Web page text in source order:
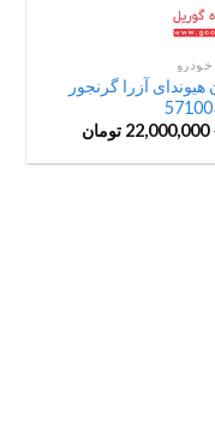
خودرو
آزرا گرنجور
22,000,000 تومان